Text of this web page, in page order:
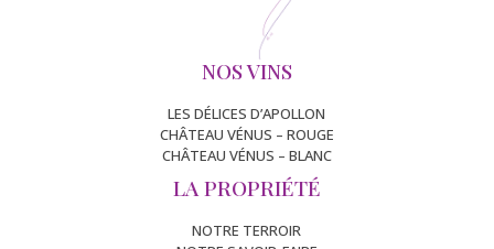
NOS VINS
LES DÉLICES D’APOLLON
CHÂTEAU VÉNUS – ROUGE
CHÂTEAU VÉNUS – BLANC
LA PROPRIÉTÉ
NOTRE TERROIR